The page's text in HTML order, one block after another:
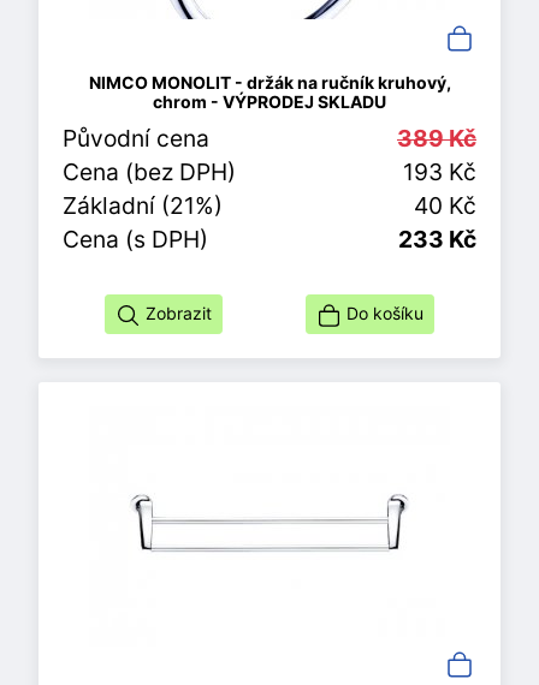
NIMCO MONOLIT - držák na ručník kruhový,
chrom - VÝPRODEJ SKLADU
Původní cena
389 Kč
Cena (bez DPH)
193 Kč
Základní (21%)
40 Kč
Cena (s DPH)
233 Kč
Zobrazit Do košíku